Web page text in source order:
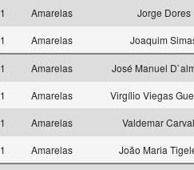
1 Amarelas
Jorge Dores
1 Amarelas Joaquim
1 Amarelas
José Manuel
1 Amarelas
Virgílio Viegas
1 Amarelas
Valdemar
1 Amarelas João Maria